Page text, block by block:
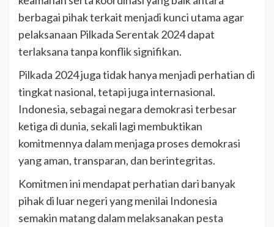
berbagai pihak terkait menjadi kunci utama agar
pelaksanaan Pilkada Serentak 2024 dapat
terlaksana tanpa konflik signifikan.
Pilkada 2024 juga tidak hanya menjadi perhatian di
tingkat nasional, tetapi juga internasional.
Indonesia, sebagai negara demokrasi terbesar
ketiga di dunia, sekali lagi membuktikan
komitmennya dalam menjaga proses demokrasi
yang aman, transparan, dan berintegritas.
Komitmen ini mendapat perhatian dari banyak
pihak di luar negeri yang menilai Indonesia
semakin matang dalam melaksanakan pesta